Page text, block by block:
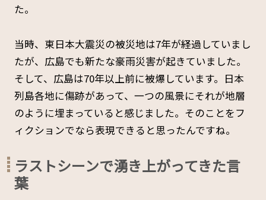
た。
当時、東日本大震災の被災地は7年が経過していまし
たが、広島でも新たな豪雨災害が起きていました。
そして、広島は70年以上前に被爆しています。日本
列島各地に傷跡があって、一つの風景にそれが地層
のように埋まっていると感じました。そのことをフ
ィクションでなら表現できると思ったんですね。
ラストシーンで湧き上がってきた言
葉